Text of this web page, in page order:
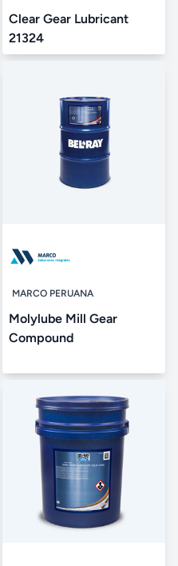
Clear Gear Lubricant
21324
MARCO PERUANA
Molylube Mill Gear
Compound